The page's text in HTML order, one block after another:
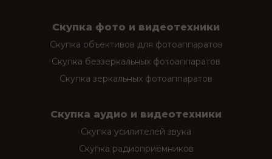
Скупка фото и видеотехники
Скупка объективов для фотоаппаратов
Скупка беззеркальных фотоаппаратов
Скупка зеркальных фотоаппаратов
Скупка аудио и видеотехники
Скупка усилителей звука
Скупка радиоприёмников